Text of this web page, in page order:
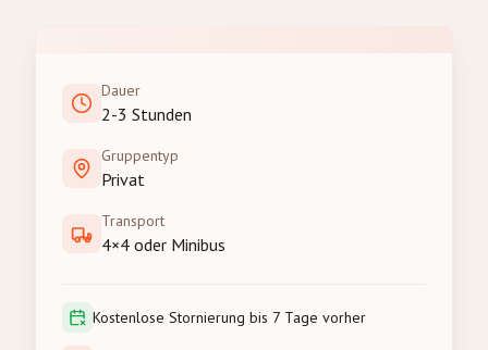
Dauer
2-3 Stunden
Gruppentyp
Privat
Transport
4×4 oder Minibus
Kostenlose Stornierung bis 7 Tage vorher